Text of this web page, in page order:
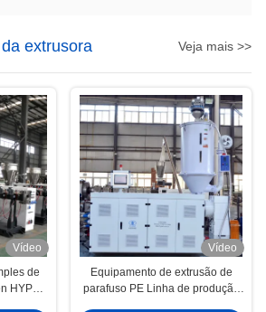
extrusora Veja mais >>
Vídeo
de
HYPET
Vídeo
Equipamento de extrusão de
parafuso PE Linha de produção